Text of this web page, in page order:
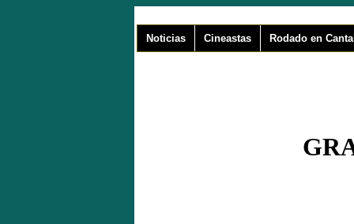
Noticias Cineastas Rodado en